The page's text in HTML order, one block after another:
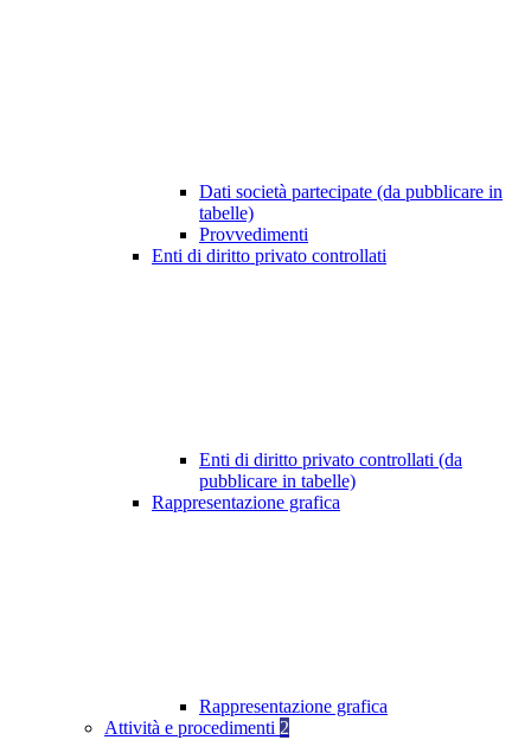
Dati società partecipate (da pubblicare in
tabelle)
Provvedimenti
Enti di diritto privato controllati
Enti di diritto privato controllati (da
pubblicare in tabelle)
Rappresentazione grafica
Rappresentazione grafica
Attività e procedimenti 2